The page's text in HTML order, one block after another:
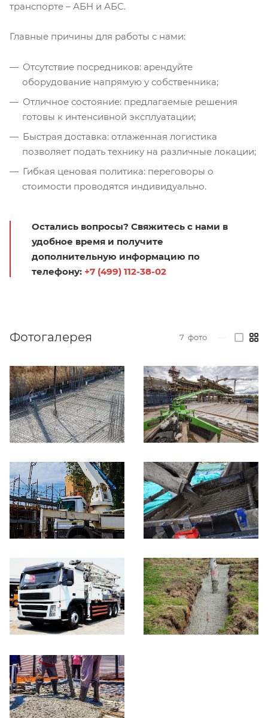
транспорте – АБН и АБС.
Главные причины для работы с нами:
Отсутствие посредников: арендуйте
оборудование напрямую у собственника;
Отличное состояние: предлагаемые решения
готовы к интенсивной эксплуатации;
Быстрая доставка: отлаженная логистика
позволяет подать технику на различные локации;
Гибкая ценовая политика: переговоры о
стоимости проводятся индивидуально.
Остались вопросы? Свяжитесь с нами в
удобное время и получите
дополнительную информацию по
телефону: +7 (499) 112-38-02
Фотогалерея 7 фото